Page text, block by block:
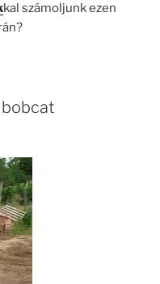
kal számoljunk ezen